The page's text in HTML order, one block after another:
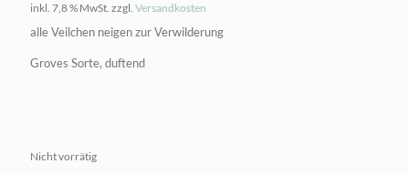
inkl. 7,8 % MwSt. zzgl. Versandkosten
alle Veilchen neigen zur Verwilderung
Groves Sorte, duftend
Nicht vorrätig